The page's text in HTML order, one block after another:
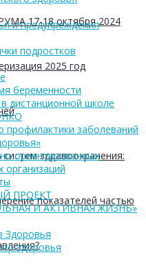
17-18 октября 2024
2025 год
здравоохранения:
показателей частью
и предупреждения
подростков
беременности
дистанционной школе
заболеваний
ориентированных
организаций
ПРОЕКТ
И АКТИВНАЯ ЖИЗНЬ»
Здоровья
здоровья